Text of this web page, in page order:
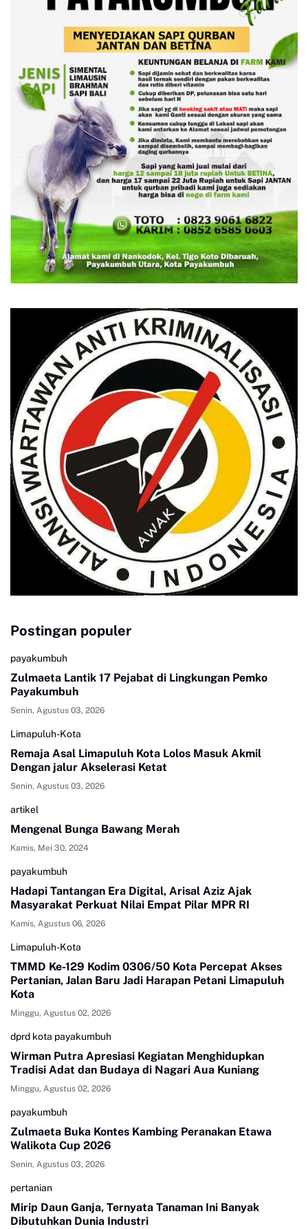
Postingan populer
payakumbuh
Zulmaeta Lantik 17 Pejabat di Lingkungan Pemko
Payakumbuh
Senin, Agustus 03, 2026
Limapuluh-Kota
Remaja Asal Limapuluh Kota Lolos Masuk Akmil
Dengan jalur Akselerasi Ketat
Senin, Agustus 03, 2026
artikel
Mengenal Bunga Bawang Merah
Kamis, Mei 30, 2024
payakumbuh
Hadapi Tantangan Era Digital, Arisal Aziz Ajak
Masyarakat Perkuat Nilai Empat Pilar MPR RI
Kamis, Agustus 06, 2026
Limapuluh-Kota
TMMD Ke-129 Kodim 0306/50 Kota Percepat Akses
Pertanian, Jalan Baru Jadi Harapan Petani Limapuluh
Kota
Minggu, Agustus 02, 2026
dprd kota payakumbuh
Wirman Putra Apresiasi Kegiatan Menghidupkan
Tradisi Adat dan Budaya di Nagari Aua Kuniang
Minggu, Agustus 02, 2026
payakumbuh
Zulmaeta Buka Kontes Kambing Peranakan Etawa
Walikota Cup 2026
Senin, Agustus 03, 2026
pertanian
Mirip Daun Ganja, Ternyata Tanaman Ini Banyak
Dibutuhkan Dunia Industri